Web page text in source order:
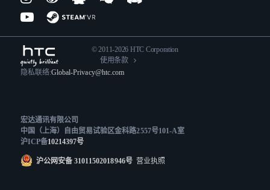
© 2011-2026 HTC Corporation
使用条款
隐私联络:Global-Privacy@htc.com
宏达通讯有限公司
中国（上海）自由贸易试验区金科路2557号101-A室
沪ICP备10214397号
沪公网安备 31011502018946号营业执照